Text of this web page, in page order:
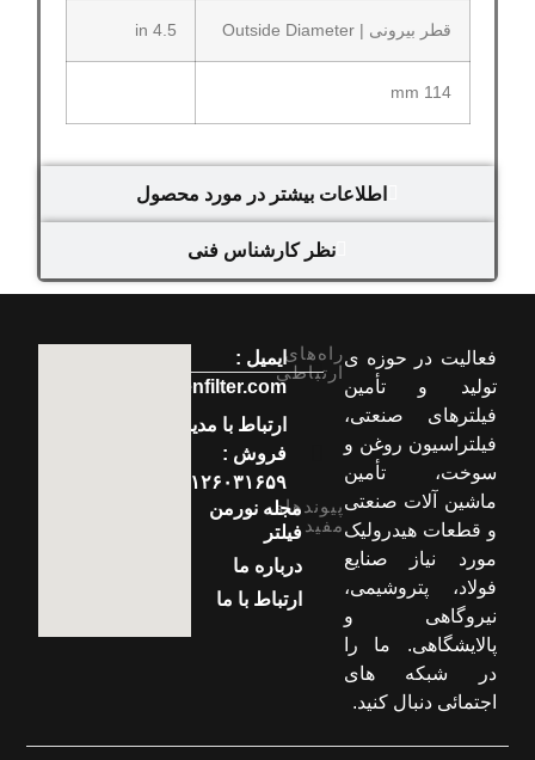
اطلاعات بیشتر در مورد محصول
نظر کارشناس فنی
قطر بیرونی | Outside Diameter 4.5 in
114 mm
فعالیت در حوزه ی
تولید و تأمین
فیلترهای صنعتی،
فیلتراسیون روغن و
سوخت، تأمین
ماشین آلات صنعتی
و قطعات هیدرولیک
مورد نیاز صنایع
فولاد، پتروشیمی،
نیروگاهی و
پالایشگاهی. ما را
در شبکه های
اجتمائی دنبال کنید.
راه‌های
ارتباطی
ایمیل :
info[at]normenfilter.com
ارتباط با مدیر
فروش :
۰۹۱۲۶۰۳۱۶۵۹
پیوندهای
مفید
مجله نورمن
فیلتر
درباره ما
ارتباط با ما